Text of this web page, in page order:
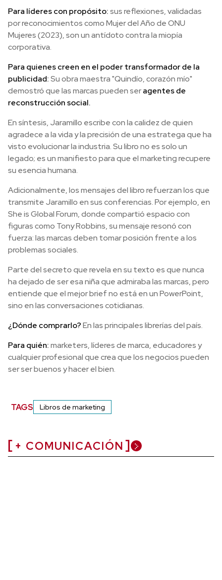
Para líderes con propósito:sus reflexiones, validadas
por reconocimientos como Mujer del Año de ONU
Mujeres (2023), son un antídoto contra la miopía
corporativa.
Para quienes creen en el poder transformador de la
publicidad:Su obra maestra "Quindío, corazón mío"
demostró que las marcas pueden seragentes de
reconstrucción social.
En síntesis, Jaramillo escribe con la calidez de quien
agradece a la vida y la precisión de una estratega que ha
visto evolucionar la industria. Su libro no es solo un
legado; es un manifiesto para que el marketing recupere
su esencia humana.
Adicionalmente, los mensajes del libro refuerzan los que
transmite Jaramillo en sus conferencias. Por ejemplo, en
She is Global Forum, donde compartió espacio con
figuras como Tony Robbins, su mensaje resonó con
fuerza: las marcas deben tomar posición frente a los
problemas sociales.
Parte del secreto que revela en su texto es que nunca
ha dejado de ser esa niña que admiraba las marcas, pero
entiende que el mejor brief no está en un PowerPoint,
sino en las conversaciones cotidianas.
¿Dónde comprarlo?En las principales librerías del país.
Para quién:marketers, líderes de marca, educadores y
cualquier profesional que crea que los negocios pueden
ser ser buenos y hacer el bien.
TAGS Libros de marketing
+ COMUNICACIÓN